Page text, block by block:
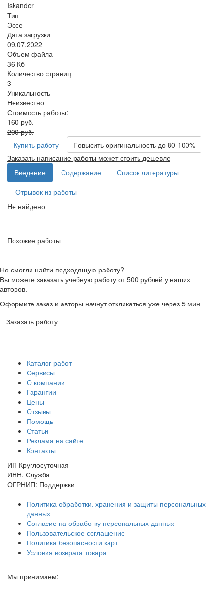
Iskander
Тип
Эссе
Дата загрузки
09.07.2022
Объем файла
36 Кб
Количество страниц
3
Уникальность
Неизвестно
Стоимость работы:
160 руб.
200 руб.
Купить работу
Повысить оригинальность до 80-100%
Заказать написание работы может стоить дешевле
Введение
Содержание
Список литературы
Отрывок из работы
Не найдено
Похожие работы
Не смогли найти подходящую работу?
Вы можете заказать учебную работу от 500 рублей у наших
авторов.
Оформите заказ и авторы начнут откликаться уже через 5 мин!
Заказать работу
Каталог работ
Сервисы
О компании
Гарантии
Цены
Отзывы
Помощь
Статьи
Реклама на сайте
Контакты
ИП Круглосуточная
ИНН: Служба
ОГРНИП: Поддержки
Политика обработки, хранения и защиты персональных
данных
Согласие на обработку персональных данных
Пользовательское соглашение
Политика безопасности карт
Условия возврата товара
Мы принимаем: